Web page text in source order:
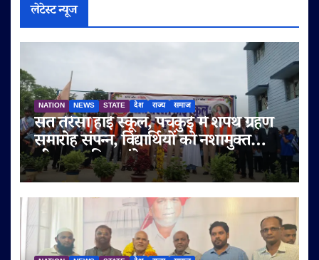
लेटेस्ट न्यूज
NATION NEWS STATE देश राज्य समाज
संत तेरेसा हाई स्कूल, पंचकुई में शपथ ग्रहण
समारोह संपन्न, विद्यार्थियों को नशामुक्त
जीवन का दिया संदेश